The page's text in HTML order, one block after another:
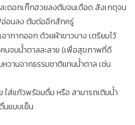
ะดอกเก๊กฮวยลงต้มจนเดือด สังเกตุจน
อ่อนลง ต้มต่ออีกสักครู่
ากากออก ด้วยผ้าขาวบาง เตรียมไว้
นจนน้ำตาลละลาย (เพื่อสุขภาพที่ดี
หวานจากธรรมชาติแทนน้ำตาล เช่น
ใส่แก้วพร้อมดื่ม หรือ สามารถเติมน้ำ
มแบบเย็น